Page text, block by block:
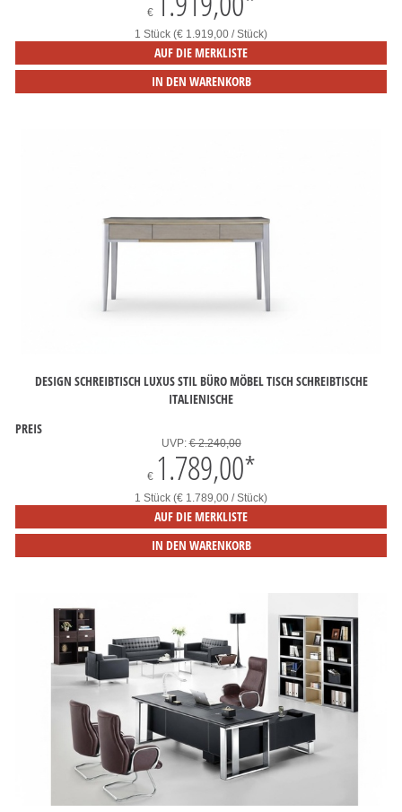
€
1 Stück (€ 1.919,00 / Stück)
AUF DIE MERKLISTE
IN DEN WARENKORB
DESIGN SCHREIBTISCH LUXUS STIL BÜRO MÖBEL TISCH SCHREIBTISCHE
ITALIENISCHE
PREIS
UVP:€ 2.240,00
€ 1.789,00*
1 Stück (€ 1.789,00 / Stück)
AUF DIE MERKLISTE
IN DEN WARENKORB